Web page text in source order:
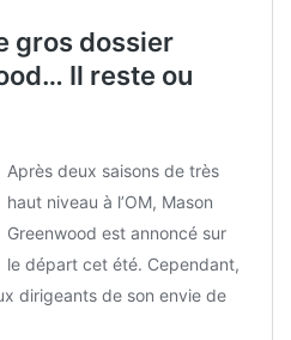
gros dossier
Il reste ou
Après deux saisons de très
haut niveau à l’OM, Mason
Greenwood est annoncé sur
le départ cet été. Cependant,
dirigeants de son envie de